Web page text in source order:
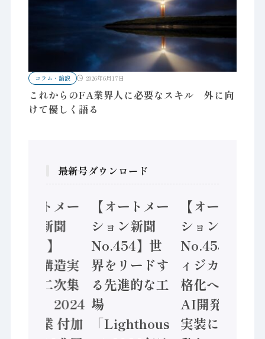
コラム・論説 2026年6月17日
これからのFA業界人に必要なスキル 外に向
けて優しく語る
最新号ダウンロード
【オートメー
ション新聞
No.455】
「経済構造実
態調査二次集
計結果」2024
年製造業 付加
【オートメー
ション新聞
No.454】世
界をリードす
る先進的な工
場
「Lighthous
【オートメー
ション新聞
No.453】フ
ィジカルAI本
格化へ 国産
AI開発や社会
実装に活発な